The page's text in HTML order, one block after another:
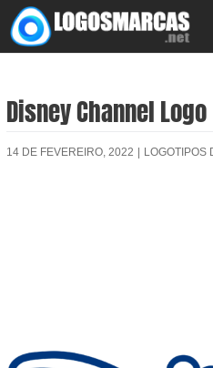
Skip
to
Disney Channel Logo
14 DE FEVEREIRO, 2022 LOGOTIPOS